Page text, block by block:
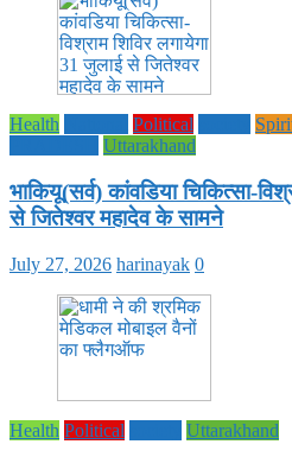
Health Political
Uttarakhand
भाकियू(सर्व) कांवडिया चिकित्सा-
से जितेश्वर महादेव के सामने
July 27, 2026 harinayak 0
Health Political Uttarakhand